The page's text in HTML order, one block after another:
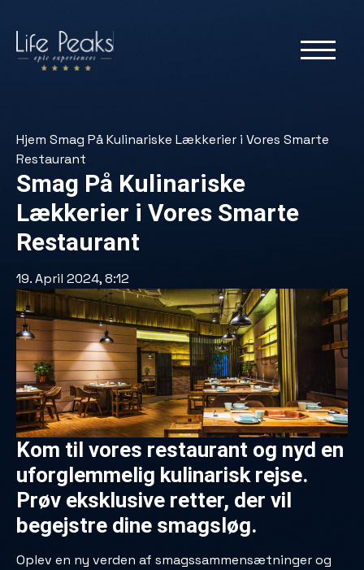
Hjem Smag På Kulinariske Lækkerier i Vores Smarte
Restaurant
Smag På Kulinariske
Lækkerier i Vores Smarte
Restaurant
19. April 2024, 8:12
Kom til vores restaurant og nyd en
uforglemmelig kulinarisk rejse.
Prøv eksklusive retter, der vil
begejstre dine smagsløg.
Oplev en ny verden af ​​smagssammensætninger og